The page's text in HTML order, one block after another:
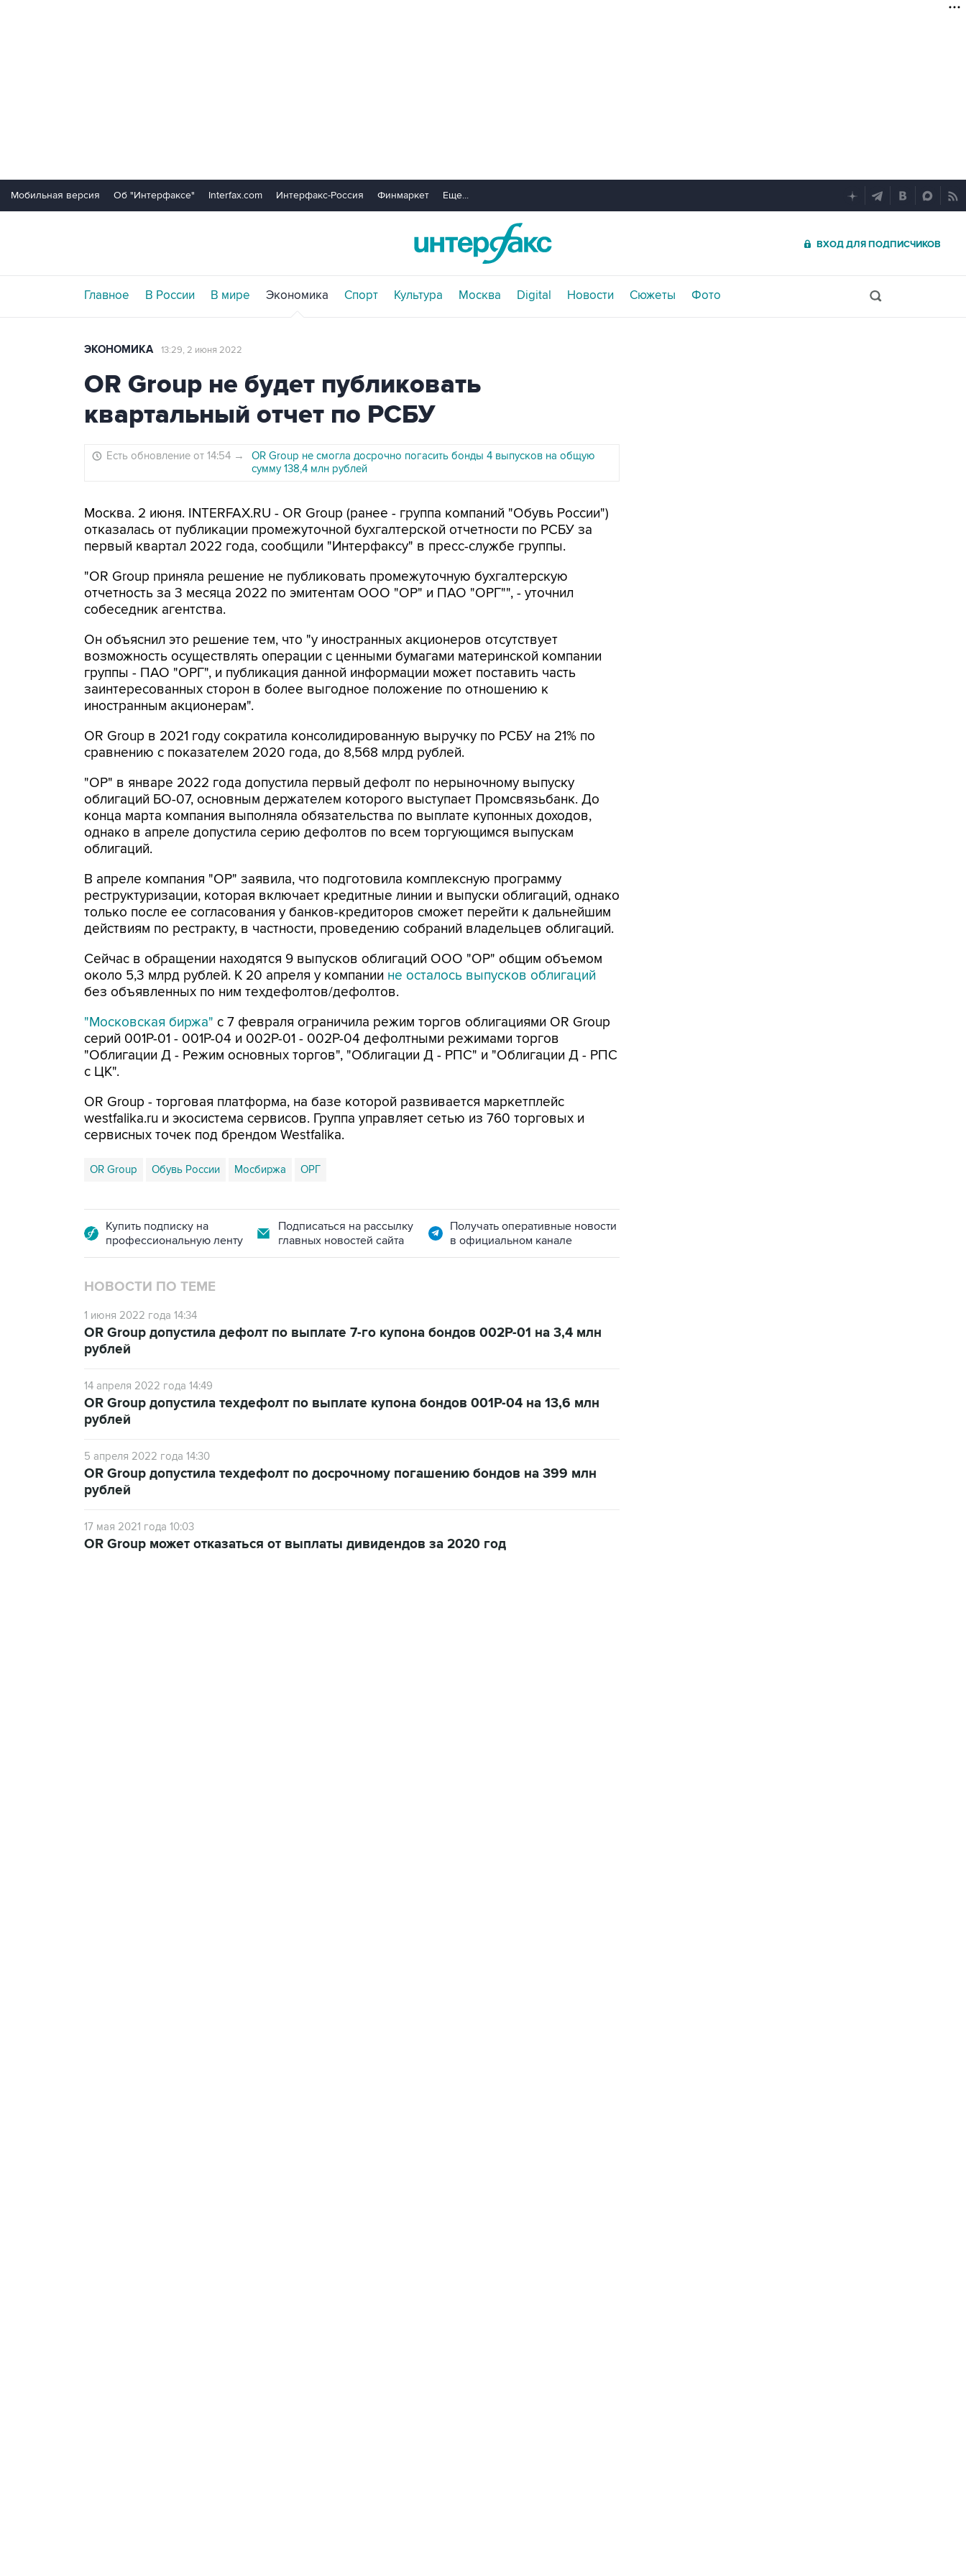
Мобильная версия Об "Интерфаксе" Interfax.com Интерфакс-Россия Финмаркет Еще...
ВХОД ДЛЯ ПОДПИСЧИКОВ
Главное В России В мире Экономика Спорт Культура Москва Digital Новости Сюжеты Фото
ЭКОНОМИКА 13:29, 2 июня 2022
OR Group не будет публиковать
квартальный отчет по РСБУ
Есть обновление от 14:54 →
OR Group не смогла досрочно погасить бонды 4 выпусков на общую
сумму 138,4 млн рублей
Москва. 2 июня. INTERFAX.RU - OR Group (ранее - группа компаний "Обувь России")
отказалась от публикации промежуточной бухгалтерской отчетности по РСБУ за
первый квартал 2022 года, сообщили "Интерфаксу" в пресс-службе группы.
"OR Group приняла решение не публиковать промежуточную бухгалтерскую
отчетность за 3 месяца 2022 по эмитентам ООО "ОР" и ПАО "ОРГ"", - уточнил
собеседник агентства.
Он объяснил это решение тем, что "у иностранных акционеров отсутствует
возможность осуществлять операции с ценными бумагами материнской компании
группы - ПАО "ОРГ", и публикация данной информации может поставить часть
заинтересованных сторон в более выгодное положение по отношению к
иностранным акционерам".
OR Group в 2021 году сократила консолидированную выручку по РСБУ на 21% по
сравнению с показателем 2020 года, до 8,568 млрд рублей.
"ОР" в январе 2022 года допустила первый дефолт по нерыночному выпуску
облигаций БО-07, основным держателем которого выступает Промсвязьбанк. До
конца марта компания выполняла обязательства по выплате купонных доходов,
однако в апреле допустила серию дефолтов по всем торгующимся выпускам
облигаций.
В апреле компания "ОР" заявила, что подготовила комплексную программу
реструктуризации, которая включает кредитные линии и выпуски облигаций, однако
только после ее согласования у банков-кредиторов сможет перейти к дальнейшим
действиям по рестракту, в частности, проведению собраний владельцев облигаций.
Сейчас в обращении находятся 9 выпусков облигаций ООО "ОР" общим объемом
около 5,3 млрд рублей. К 20 апреля у компании не осталось выпусков облигаций
без объявленных по ним техдефолтов/дефолтов.
"Московская биржа" с 7 февраля ограничила режим торгов облигациями OR Group
серий 001P-01 - 001P-04 и 002P-01 - 002P-04 дефолтными режимами торгов
"Облигации Д - Режим основных торгов", "Облигации Д - РПС" и "Облигации Д - РПС
с ЦК".
OR Group - торговая платформа, на базе которой развивается маркетплейс
westfalika.ru и экосистема сервисов. Группа управляет сетью из 760 торговых и
сервисных точек под брендом Westfalika.
OR Group Обувь России Мосбиржа ОРГ
Купить подписку на
профессиональную ленту
Подписаться на рассылку
главных новостей сайта
Получать оперативные новости
в официальном канале
НОВОСТИ ПО ТЕМЕ
1 июня 2022 года 14:34
OR Group допустила дефолт по выплате 7-го купона бондов 002Р-01 на 3,4 млн
рублей
14 апреля 2022 года 14:49
OR Group допустила техдефолт по выплате купона бондов 001P-04 на 13,6 млн
рублей
5 апреля 2022 года 14:30
OR Group допустила техдефолт по досрочному погашению бондов на 399 млн
рублей
17 мая 2021 года 10:03
OR Group может отказаться от выплаты дивидендов за 2020 год